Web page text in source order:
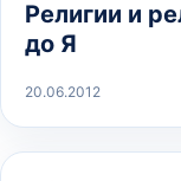
Религии и
до Я
20.06.2012